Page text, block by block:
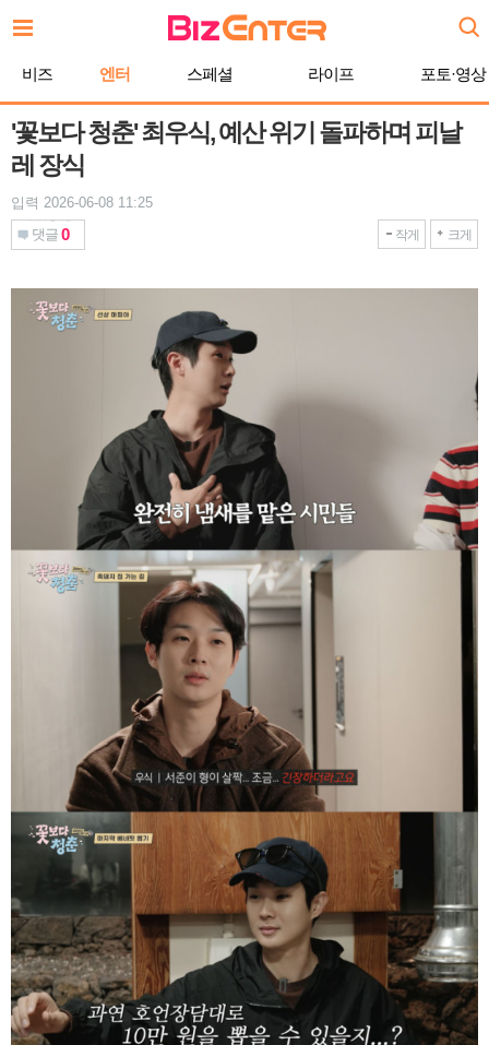
문
비즈 엔터 스페셜 라이프 포토·영상
'꽃보다 청춘' 최우식, 예산 위기 돌파하며 피날
레 장식
입력 2026-06-08 11:25
댓글 0 작게 크게